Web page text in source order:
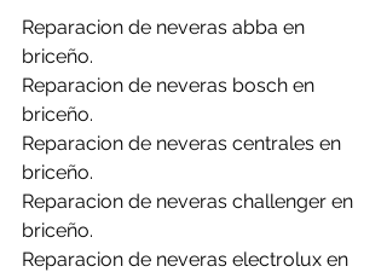
Reparacion de neveras abba en
briceño.
Reparacion de neveras bosch en
briceño.
Reparacion de neveras centrales en
briceño.
Reparacion de neveras challenger en
briceño.
Reparacion de neveras electrolux en